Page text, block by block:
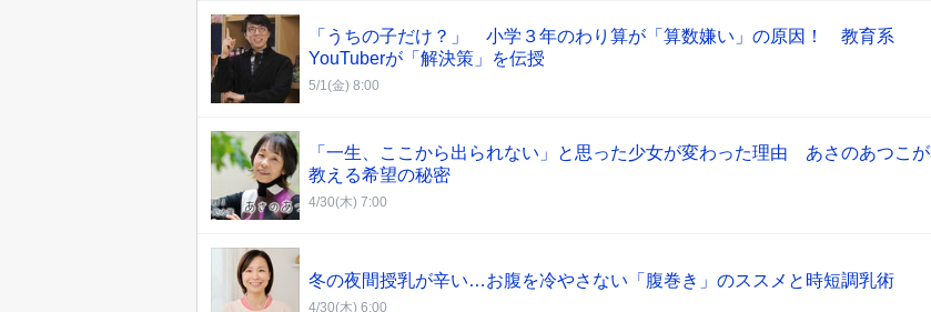
「うちの子だけ？」 小学３年のわり算が「算数嫌い」の原因！ 教育系
YouTuberが「解決策」を伝授
5/1(金) 8:00
「一生、ここから出られない」と思った少女が変わった理由 あさのあつこが
教える希望の秘密
4/30(木) 7:00
冬の夜間授乳が辛い…お腹を冷やさない「腹巻き」のススメと時短調乳術
4/30(木) 6:00